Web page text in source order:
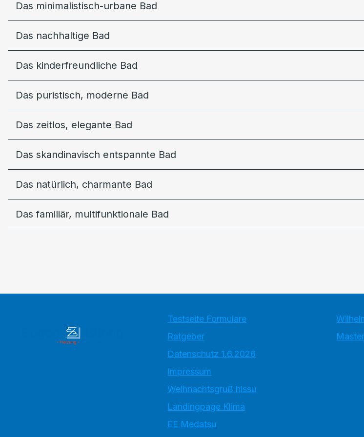
Das minimalistisch-urbane Bad
Das nachhaltige Bad
Das kinderfreundliche Bad
Das puristisch, moderne Bad
Das zeitlos, elegante Bad
Das skandinavisch entspannte Bad
Das natürlich, charmante Bad
Das familiär, multifunktionale Bad
Testseite Formulare
Ratgeber
Datenschutz 1.6.2026
Impressum
Weihnachtsgruß hissu
Landingpage Klima
EE Medatsu
Master